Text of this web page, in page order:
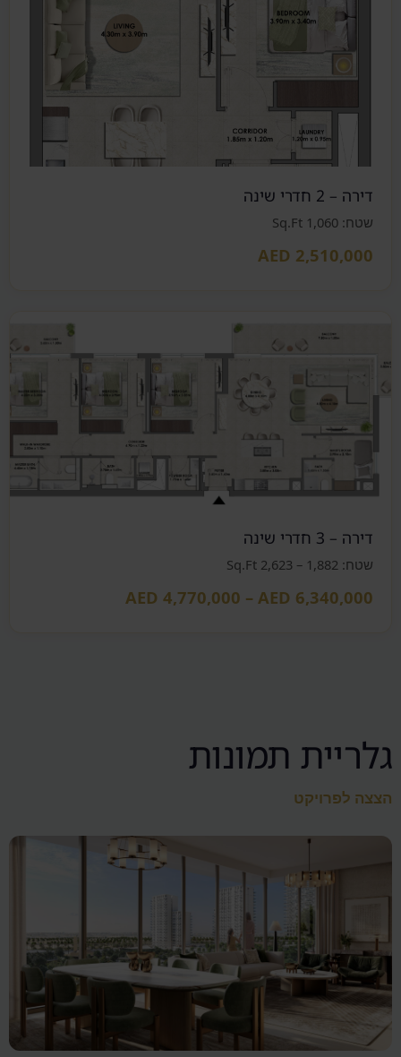
דירה – 2 חדרי שינה
שטח: 1,060 Sq.Ft
AED 2,510,000
דירה – 3 חדרי שינה
שטח: 1,882 – 2,623 Sq.Ft
AED 4,770,000 – AED 6,340,000
גלריית תמונות
הצצה לפרויקט